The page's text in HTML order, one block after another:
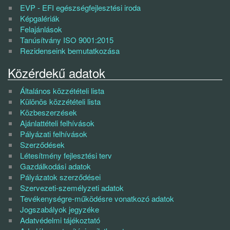
EVP - EFI egészségfejlesztési iroda
Képgalériák
Felajánlások
Tanúsítvány ISO 9001:2015
Rezidenseink bemutatkozása
Közérdekű adatok
Általános közzétételi lista
Különös közzétételi lista
Közbeszerzések
Ajánlattételi felhívások
Pályázati felhívások
Szerződések
Létesítmény fejlesztési terv
Gazdálkodási adatok
Pályázatok szerződései
Szervezeti-személyzeti adatok
Tevékenységre-működésre vonatkozó adatok
Jogszabályok jegyzéke
Adatvédelmi tájékoztató